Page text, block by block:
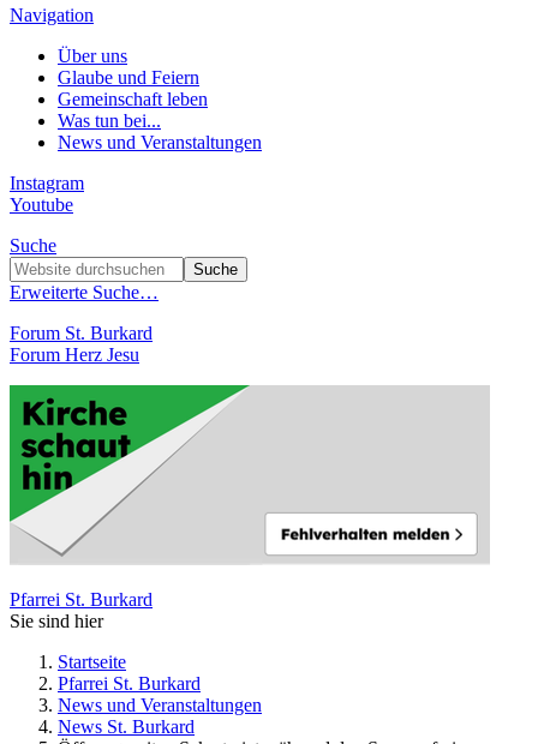
Navigation
Über uns
Glaube und Feiern
Gemeinschaft leben
Was tun bei...
News und Veranstaltungen
Instagram
Youtube
Suche
Erweiterte Suche…
Forum St. Burkard
Forum Herz Jesu
Pfarrei St. Burkard
Sie sind hier
Startseite
Pfarrei St. Burkard
News und Veranstaltungen
News St. Burkard